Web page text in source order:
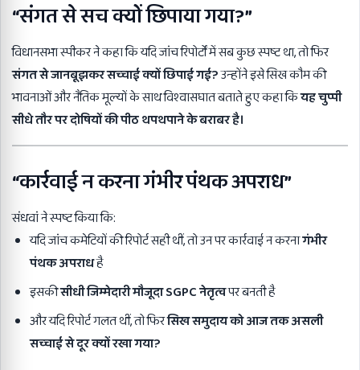
“संगत से सच क्यों छिपाया गया?”
विधानसभा स्पीकर ने कहा कि यदि जांच रिपोर्टों में सब कुछ स्पष्ट था, तो फिर
संगत से जानबूझकर सच्चाई क्यों छिपाई गई?उन्होंने इसे सिख कौम की
भावनाओं और नैतिक मूल्यों के साथ विश्वासघात बताते हुए कहा कियह चुप्पी
सीधे तौर पर दोषियों की पीठ थपथपाने के बराबर है।
“कार्रवाई न करना गंभीर पंथक अपराध”
संधवां ने स्पष्ट किया कि:
यदि जांच कमेटियों की रिपोर्ट सही थीं, तो उन पर कार्रवाई न करनागंभीर
पंथक अपराधहै
इसकीसीधी जिम्मेदारी मौजूदा SGPC नेतृत्वपर बनती है
और यदि रिपोर्ट गलत थीं, तो फिरसिख समुदाय को आज तक असली
सच्चाई से दूर क्यों रखा गया?